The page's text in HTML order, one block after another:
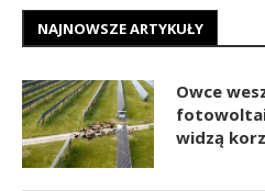
NAJNOWSZE ARTYKUŁY
Owce
widzą